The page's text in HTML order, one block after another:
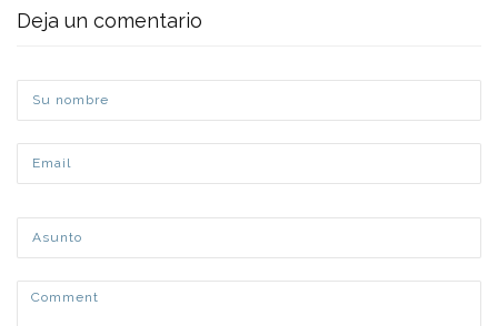
Deja un comentario